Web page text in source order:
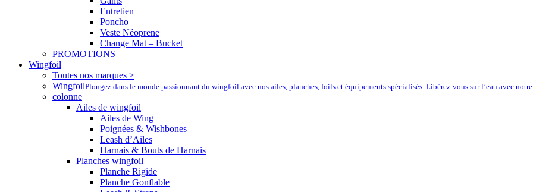
Entretien
Poncho
Veste Néoprene
Change Mat – Bucket
PROMOTIONS
Wingfoil
Toutes nos marques >
WingfoilPlongez dans le monde passionnant du wingfoil avec nos ailes, planches, foils et équipements spécialisés. Libérez-vous sur l’eau avec
colonne
Ailes de wingfoil
Ailes de Wing
Poignées & Wishbones
Leash d’Ailes
Harnais & Bouts de Harnais
Planches wingfoil
Planche Rigide
Planche Gonflable